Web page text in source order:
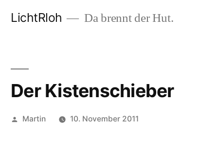
LichtRloh Da brennt der Hut.
Der Kistenschieber
Veröffentlicht
Martin 10. November 2011